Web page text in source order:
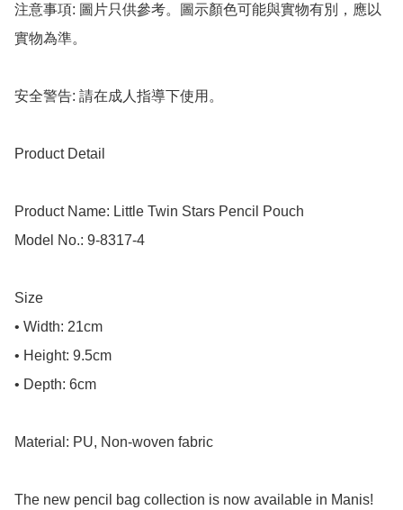
注意事項: 圖片只供參考。圖示顏色可能與實物有別，應以
實物為準。
安全警告: 請在成人指導下使用。
Product Detail
Product Name: Little Twin Stars Pencil Pouch
Model No.: 9-8317-4
Size
• Width: 21cm
• Height: 9.5cm
• Depth: 6cm
Material: PU, Non-woven fabric
The new pencil bag collection is now available in Manis!